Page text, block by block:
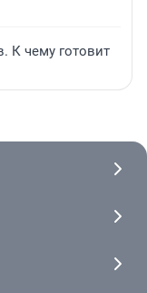
К чему готовит